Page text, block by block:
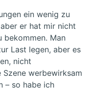
ein wenig zu
er hat mir nicht
bekommen. Man
Last legen, aber es
nicht
werbewirksam
– so habe ich